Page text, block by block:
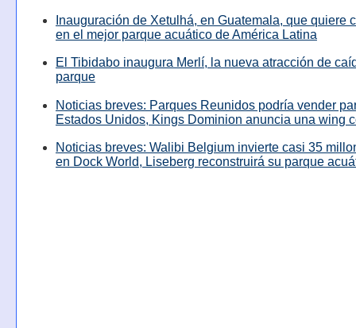
Inauguración de Xetulhá, en Guatemala, que quiere
en el mejor parque acuático de América Latina
El Tibidabo inaugura Merlí, la nueva atracción de
parque
Noticias breves: Parques Reunidos podría vender
Estados Unidos, Kings Dominion anuncia una wing
Noticias breves: Walibi Belgium invierte casi 35
en Dock World, Liseberg reconstruirá su parque